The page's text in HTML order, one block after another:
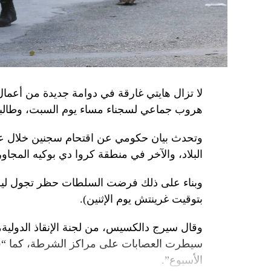
من جهة أخرى، انتقد الرئيس الصيني شي
إلى العاصمة بلغراد، حلف «الناتو»، على
1999، محذّراً من أن بكين «لن تسمح قط بتكرار حدث تاريخي مأسوي كهذا».
واصطحب الرئيس الفرنسي إيمانويل ماكرون
من زيارة دولة من شأنها أن تسمح بحوار
ووصل الزعيمان برفقة زوجتيهما بُعيد
متراً.
وقصد ماكرون مطعماً جبليّاً يقع على ارتفاع
ماكرون هناك هدايا لنظيره من بطانيات صوف
أصفر من سباق فرنسا للدرّاجات.
وقال ماكرون لشي: «أعلم أنك تُحبّ
لا تزال هايتي غارقة في دوامة جديدة من
هروب جماعي لسجناء مساء يوم السبت،
وتحدث بيان حكومي عن اقتحام سجنين خلال
البلاد، والآخر في منطقة كروا دي بوكيه
بتوقيت غرينتش يوم الإثنين).
وقال سيرج دالكسيس، من لجنة الإنقاذ
سيطرت العصابات على مراكز الشرطة، كما
الأسبوع”.